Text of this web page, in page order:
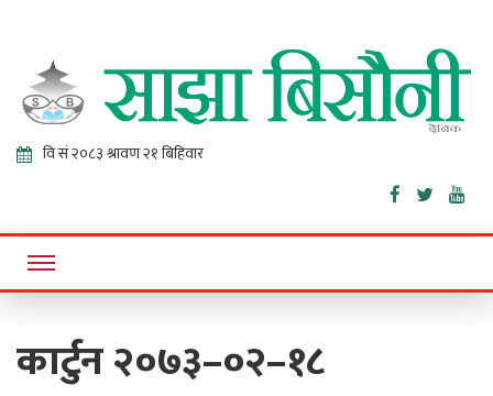
Sajha
Bisaunee
Online News Portal
कार्टुन २०७३–०२–१८